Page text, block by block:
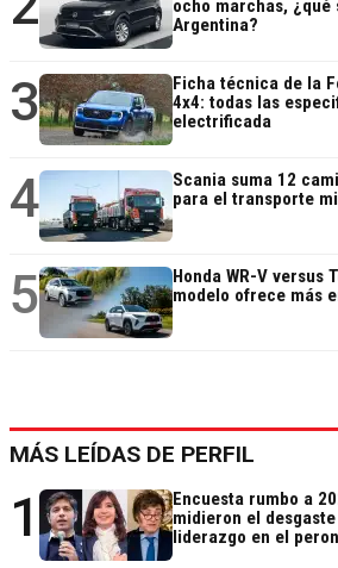
ocho marchas,
Argentina?
3
Ficha técnica de la
4x4: todas las
electrificada
4
Scania suma 12
para el transporte
5
Honda WR-V versus
modelo ofrece más
MÁS LEÍDAS DE PERFIL
1
Encuesta rumbo a
midieron el
liderazgo en el